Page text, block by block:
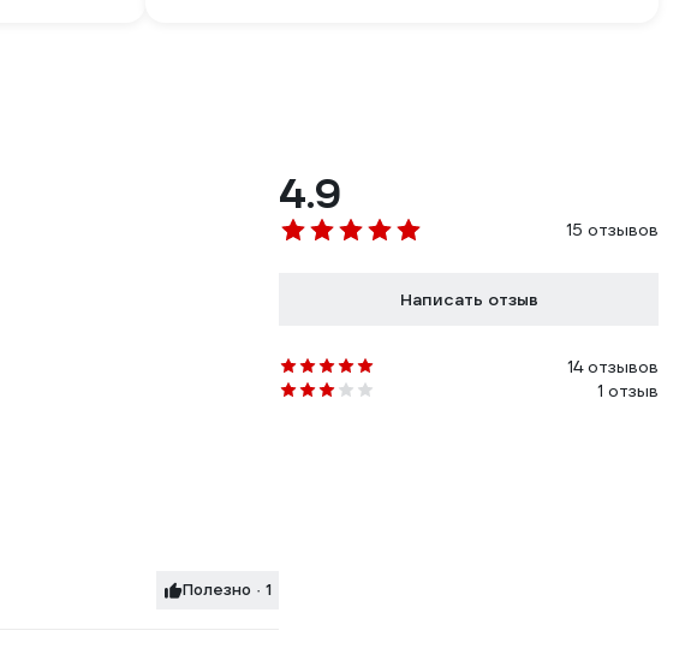
4.9
15 отзывов
Написать отзыв
14 отзывов
1 отзыв
Полезно · 1